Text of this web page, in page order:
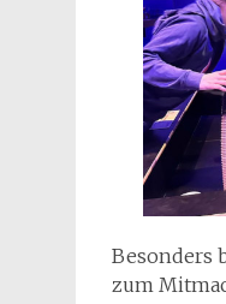
Besonders
zum